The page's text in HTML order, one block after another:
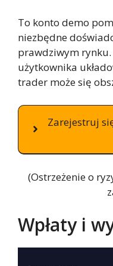
To konto demo
niezbędne
prawdziwym
użytkownika
trader może się
Zarejestruj
(Ostrzeżenie o
Wpłaty i